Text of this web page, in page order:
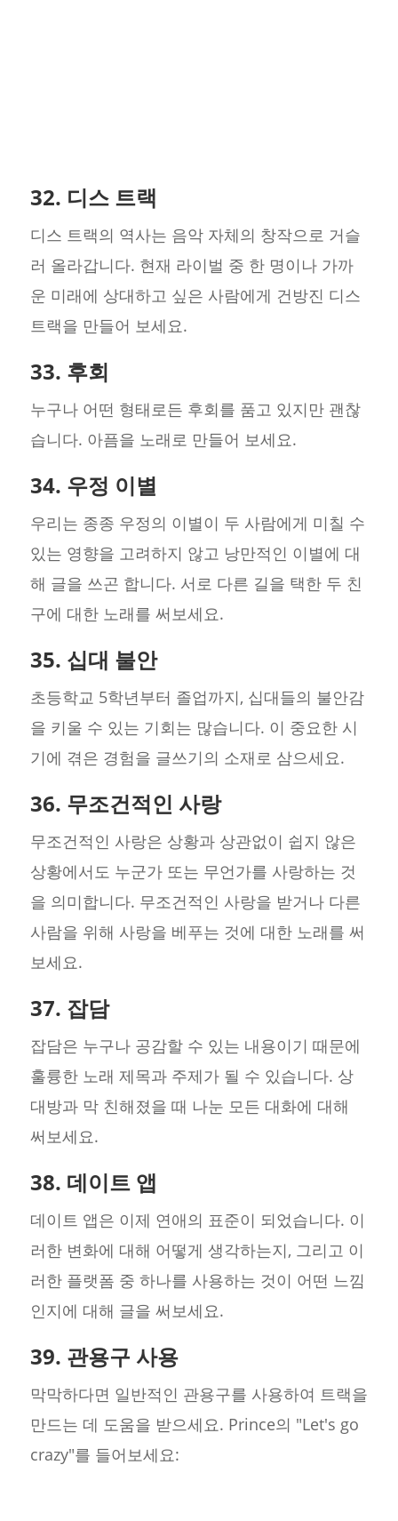
32. 디스 트랙
디스 트랙의 역사는 음악 자체의 창작으로 거슬
러 올라갑니다. 현재 라이벌 중 한 명이나 가까
운 미래에 상대하고 싶은 사람에게 건방진 디스
트랙을 만들어 보세요.
33. 후회
누구나 어떤 형태로든 후회를 품고 있지만 괜찮
습니다. 아픔을 노래로 만들어 보세요.
34. 우정 이별
우리는 종종 우정의 이별이 두 사람에게 미칠 수
있는 영향을 고려하지 않고 낭만적인 이별에 대
해 글을 쓰곤 합니다. 서로 다른 길을 택한 두 친
구에 대한 노래를 써보세요.
35. 십대 불안
초등학교 5학년부터 졸업까지, 십대들의 불안감
을 키울 수 있는 기회는 많습니다. 이 중요한 시
기에 겪은 경험을 글쓰기의 소재로 삼으세요.
36. 무조건적인 사랑
무조건적인 사랑은 상황과 상관없이 쉽지 않은
상황에서도 누군가 또는 무언가를 사랑하는 것
을 의미합니다. 무조건적인 사랑을 받거나 다른
사람을 위해 사랑을 베푸는 것에 대한 노래를 써
보세요.
37. 잡담
잡담은 누구나 공감할 수 있는 내용이기 때문에
훌륭한 노래 제목과 주제가 될 수 있습니다. 상
대방과 막 친해졌을 때 나눈 모든 대화에 대해
써보세요.
38. 데이트 앱
데이트 앱은 이제 연애의 표준이 되었습니다. 이
러한 변화에 대해 어떻게 생각하는지, 그리고 이
러한 플랫폼 중 하나를 사용하는 것이 어떤 느낌
인지에 대해 글을 써보세요.
39. 관용구 사용
막막하다면 일반적인 관용구를 사용하여 트랙을
만드는 데 도움을 받으세요. Prince의 "Let's go
crazy"를 들어보세요: